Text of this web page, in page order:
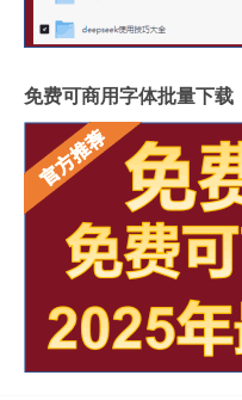
免费可商用字体批量下载